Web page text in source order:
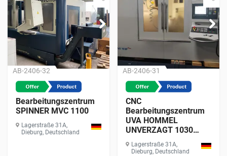
AB-2406-32
Bearbeitungszentrum
SPINNER MVC 1100
Lagerstraße 31A,
Dieburg, Deutschland
AB-2406-31
CNC
Bearbeitungszentrum
UVA HOMMEL
UNVERZAGT 1030
Lagerstraße 31A,
Dieburg, Deutschland